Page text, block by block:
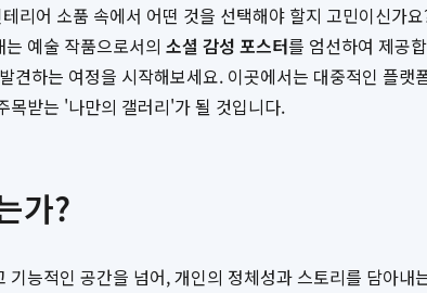
리어 소품 속에서 어떤 것을 선택해야 할지 고민이신가
예술 작품으로서의 소셜 감성 포스터를 엄선하여 제공
견하는 여정을 시작해보세요. 이곳에서는 대중적인 플
목받는 '나만의 갤러리'가 될 것입니다.
가?
능적인 공간을 넘어, 개인의 정체성과 스토리를 담아